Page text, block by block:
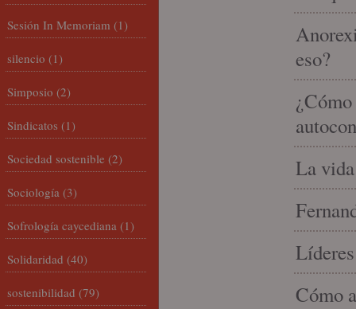
eso?
La
Cómo
Sesión In Memoriam (1)
silencio (1)
Simposio (2)
Sindicatos (1)
Sociedad sostenible (2)
Sociología (3)
Sofrología caycediana (1)
Solidaridad (40)
sostenibilidad (79)